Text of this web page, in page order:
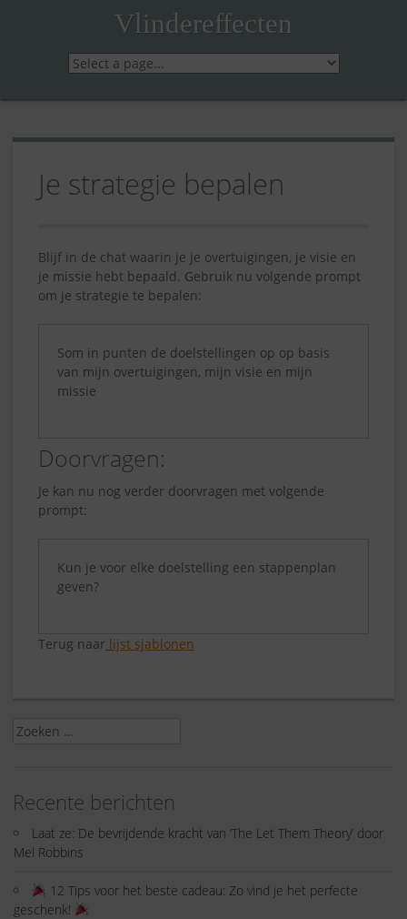
Vlindereffecten
Je strategie bepalen
Blijf in de chat waarin je je overtuigingen, je visie en
je missie hebt bepaald. Gebruik nu volgende prompt
om je strategie te bepalen:
Som in punten de doelstellingen op op basis
van mijn overtuigingen, mijn visie en mijn
missie
Doorvragen:
Je kan nu nog verder doorvragen met volgende
prompt:
Kun je voor elke doelstelling een stappenplan
geven?
Terug naar lijst sjablonen
Zoeken
Recente berichten
Laat ze: De bevrijdende kracht van ‘The Let Them Theory’ door
Mel Robbins
12 Tips voor het beste cadeau: Zo vind je het perfecte
geschenk!